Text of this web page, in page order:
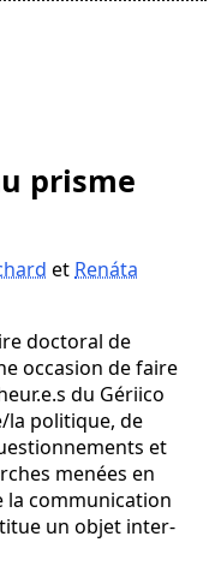
prisme
et Renáta
doctoral de
occasion de faire
du Gériico
la politique, de
et
menées en
la communication
un objet inter-